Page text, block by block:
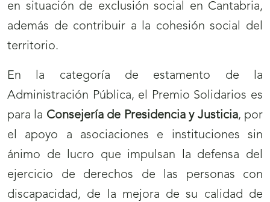
en situación de exclusión social en Cantabria,
además de contribuir a la cohesión social del
territorio.
En la categoría de estamento de la
Administración Pública, el Premio Solidarios es
para la Consejería de Presidencia y Justicia, por
el apoyo a asociaciones e instituciones sin
ánimo de lucro que impulsan la defensa del
ejercicio de derechos de las personas con
discapacidad, de la mejora de su calidad de